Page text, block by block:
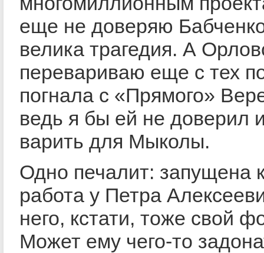
еще не доверяю
велика трагедия. А
перевариваю еще с тех
погнала с «Прямого»
ведь я бы ей не доверил
варить для Мыколы.
Одно печалит: запущена
работа у Петра
него, кстати, тоже свой
Может ему чего-то